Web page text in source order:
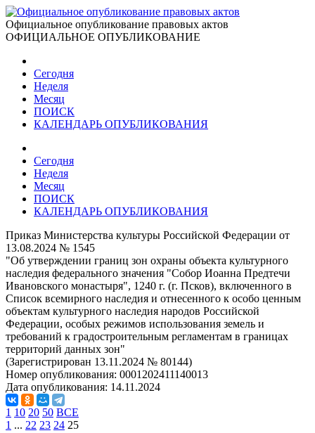
Официальное опубликование правовых актов
ОФИЦИАЛЬНОЕ ОПУБЛИКОВАНИЕ
Сегодня
Неделя
Месяц
ПОИСК
КАЛЕНДАРЬ ОПУБЛИКОВАНИЯ
Сегодня
Неделя
Месяц
ПОИСК
КАЛЕНДАРЬ ОПУБЛИКОВАНИЯ
Приказ Министерства культуры Российской Федерации от
13.08.2024 № 1545
"Об утверждении границ зон охраны объекта культурного
наследия федерального значения "Собор Иоанна Предтечи
Ивановского монастыря", 1240 г. (г. Псков), включенного в
Список всемирного наследия и отнесенного к особо ценным
объектам культурного наследия народов Российской
Федерации, особых режимов использования земель и
требований к градостроительным регламентам в границах
территорий данных зон"
(Зарегистрирован 13.11.2024 № 80144)
Номер опубликования: 0001202411140013
Дата опубликования: 14.11.2024
1 10 20 50 ВСЕ
1 ... 22 23 24 25